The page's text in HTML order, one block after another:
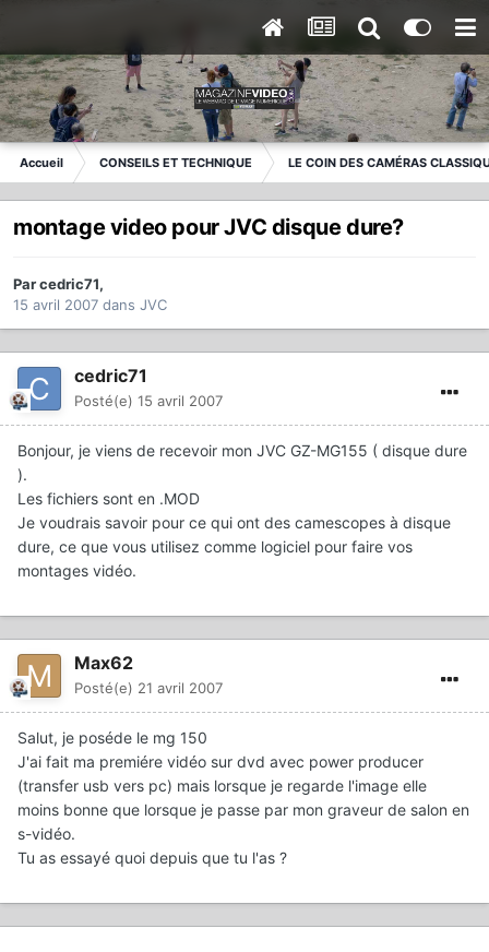
Accueil CONSEILS ET TECHNIQUE LE COIN DES CAMÉRAS
montage video pour JVC disque dure?
Parcedric71,
15 avril 2007 dans JVC
cedric71
Posté(e) 15 avril 2007
Bonjour, je viens de recevoir mon JVC GZ-MG155 ( disque dure
).
Les fichiers sont en .MOD
Je voudrais savoir pour ce qui ont des camescopes à disque
dure, ce que vous utilisez comme logiciel pour faire vos
montages vidéo.
Max62
Posté(e) 21 avril 2007
Salut, je poséde le mg 150
J'ai fait ma premiére vidéo sur dvd avec power producer
(transfer usb vers pc) mais lorsque je regarde l'image elle
moins bonne que lorsque je passe par mon graveur de salon en
s-vidéo.
Tu as essayé quoi depuis que tu l'as ?